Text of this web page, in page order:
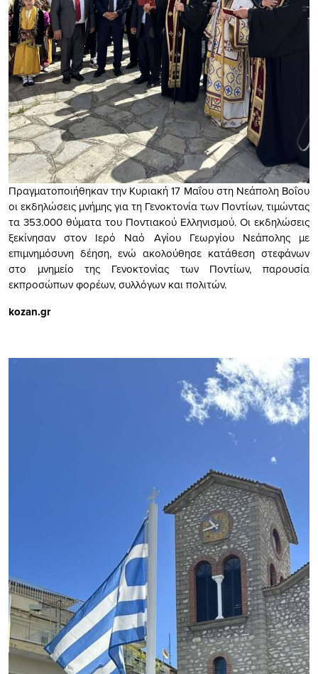
Πραγματοποιήθηκαν την Κυριακή 17 Μαΐου στη Νεάπολη Βοΐου
οι εκδηλώσεις μνήμης για τη Γενοκτονία των Ποντίων, τιμώντας
τα 353.000 θύματα του Ποντιακού Ελληνισμού. Οι εκδηλώσεις
ξεκίνησαν στον Ιερό Ναό Αγίου Γεωργίου Νεάπολης με
επιμνημόσυνη δέηση, ενώ ακολούθησε κατάθεση στεφάνων
στο μνημείο της Γενοκτονίας των Ποντίων, παρουσία
εκπροσώπων φορέων, συλλόγων και πολιτών.
kozan.gr